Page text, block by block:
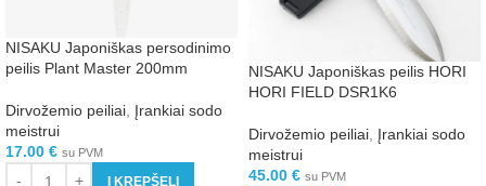
NISAKU Japoniškas persodinimo
peilis Plant Master 200mm
Dirvožemio peiliai Įrankiai sodo
meistrui
17.00 € su PVM
Į KREPŠELĮ
NISAKU Japoniškas peilis HORI
HORI FIELD DSR1K6
Dirvožemio peiliai Įrankiai sodo
meistrui
45.00 € su PVM